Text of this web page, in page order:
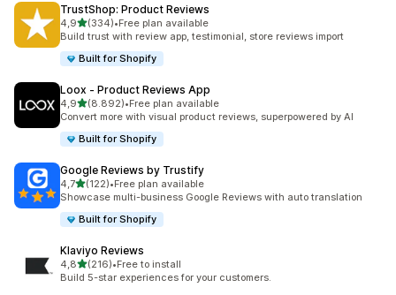
TrustShop: Product Reviews
4,95 yıldız üzerinden
(334)
toplam 334 değerlendirme
•Free plan available
Build trust with review app, testimonial, store reviews import
Built for Shopify
Loox ‑ Product Reviews App
4,95 yıldız üzerinden
(8.892)
toplam 8892 değerlendirme
•Free plan available
Convert more with visual product reviews, superpowered by AI
Built for Shopify
Google Reviews by Trustify
4,75 yıldız üzerinden
(122)
toplam 122 değerlendirme
•Free plan available
Showcase multi-business Google Reviews with auto translation
Built for Shopify
Klaviyo Reviews
4,85 yıldız üzerinden
(216)
toplam 216 değerlendirme
•Free to install
Build 5-star experiences for your customers.